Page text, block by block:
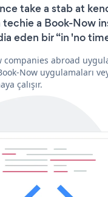
take a stab at
a Book-Now
eden bir “in 'no
companies abroad
Now uygulamaları
çalışır.